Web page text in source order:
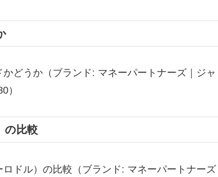
どうか（ブランド: マネーパートナーズ｜ジャ
）
の比較
ロドル）の比較（ブランド: マネーパートナーズ